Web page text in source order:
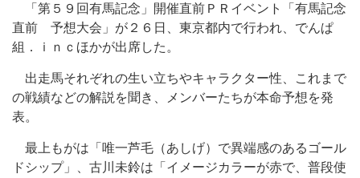
「第５９回有馬記念」開催直前ＰＲイベント「有馬記念
直前 予想大会」が２６日、東京都内で行われ、でんぱ
組．ｉｎｃほかが出席した。
出走馬それぞれの生い立ちやキャラクター性、これまで
の戦績などの解説を聞き、メンバーたちが本命予想を発
表。
最上もがは「唯一芦毛（あしげ）で異端感のあるゴール
ドシップ」、古川未鈴は「イメージカラーが赤で、普段使